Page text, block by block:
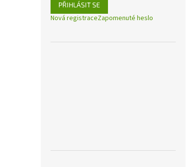
PŘIHLÁSIT SE
Nová registraceZapomenuté heslo